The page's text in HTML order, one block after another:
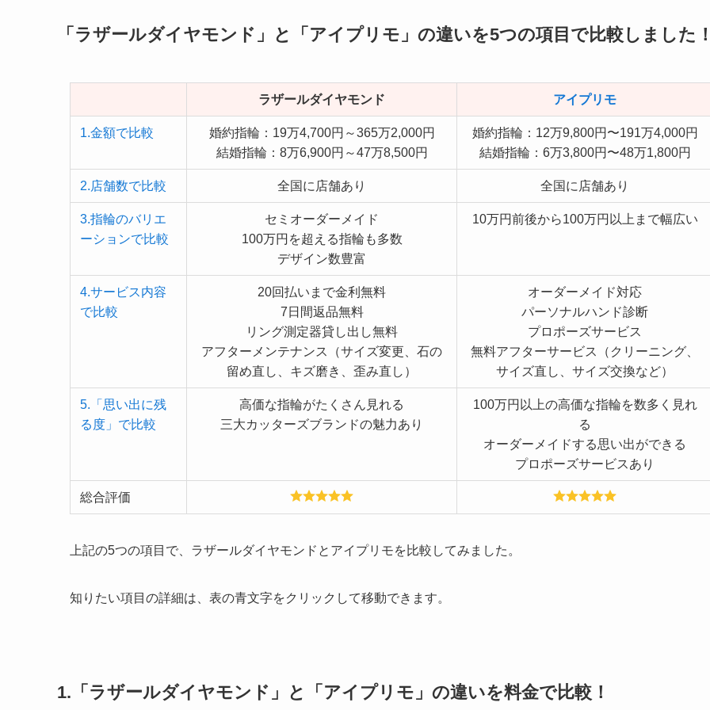
「ラザールダイヤモンド」と「アイプリモ」の違いを5つの項目で比較しました
ラザールダイヤモンド アイプリモ
1.金額で比較
婚約指輪：19万4,700円～365万2,000円
結婚指輪：8万6,900円～47万8,500円
婚約指輪：12万9,800円〜191万4,000円
結婚指輪：6万3,800円〜48万1,800円
2.店舗数で比較 全国に店舗あり 全国に店舗あり
3.指輪のバリエ
ーションで比較
セミオーダーメイド
100万円を超える指輪も多数
デザイン数豊富
10万円前後から100万円以上まで幅広い
4.サービス内容
で比較
20回払いまで金利無料
7日間返品無料
リング測定器貸し出し無料
アフターメンテナンス（サイズ変更、石の
留め直し、キズ磨き、歪み直し）
オーダーメイド対応
パーソナルハンド診断
プロポーズサービス
無料アフターサービス（クリーニング、
サイズ直し、サイズ交換など）
5.「思い出に残
る度」で比較
高価な指輪がたくさん見れる
三大カッターズブランドの魅力あり
100万円以上の高価な指輪を数多く見れ
る
オーダーメイドする思い出ができる
プロポーズサービスあり
総合評価
上記の5つの項目で、ラザールダイヤモンドとアイプリモを比較してみました。
知りたい項目の詳細は、表の青文字をクリックして移動できます。
1.「ラザールダイヤモンド」と「アイプリモ」の違いを料金で比較！